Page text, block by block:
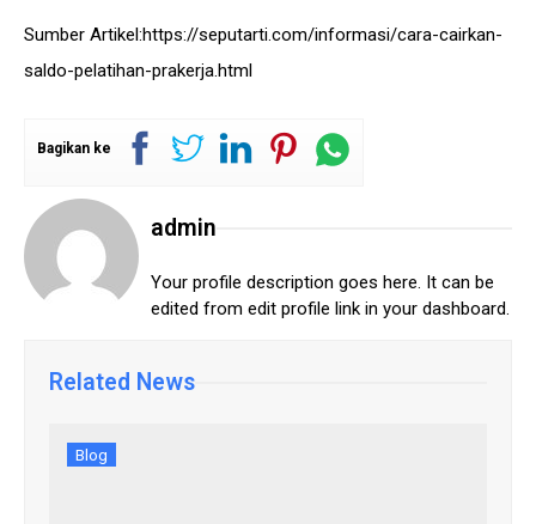
Sumber Artikel:https://seputarti.com/informasi/cara-cairkan-
saldo-pelatihan-prakerja.html
Bagikan ke
admin
Your profile description goes here. It can be
edited from edit profile link in your dashboard.
Related News
Blog